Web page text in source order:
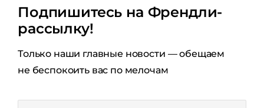
Подпишитесь на Френдли-
рассылку!
Только наши главные новости — обещаем
не беспокоить вас по мелочам